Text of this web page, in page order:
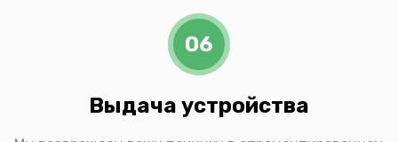
06
Выдача устройства